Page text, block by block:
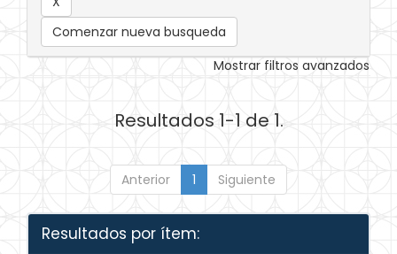
Comenzar nueva busqueda
Mostrar filtros avanzados
Resultados 1-1 de 1.
Anterior 1 Siguiente
Resultados por ítem: